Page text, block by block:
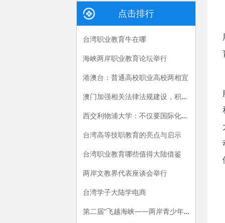
点击排行
台湾职业教育牛在哪
海峡两岸职业教育论坛举行
港澳台：普通高校职业高校两相宜
澳门加强相关法律法规建设，积极推动职业教育发展
西交利物浦大学：不仅要国际化，更要国际级
台湾高等技职教育的亮点与启示
台湾职业教育哪些值得大陆借鉴
两岸文教界代表座谈会举行
台湾学子大陆学电商
第二届“飞越海峡——两岸青少年携手公益行活动”在江苏经贸职业技术学院开营